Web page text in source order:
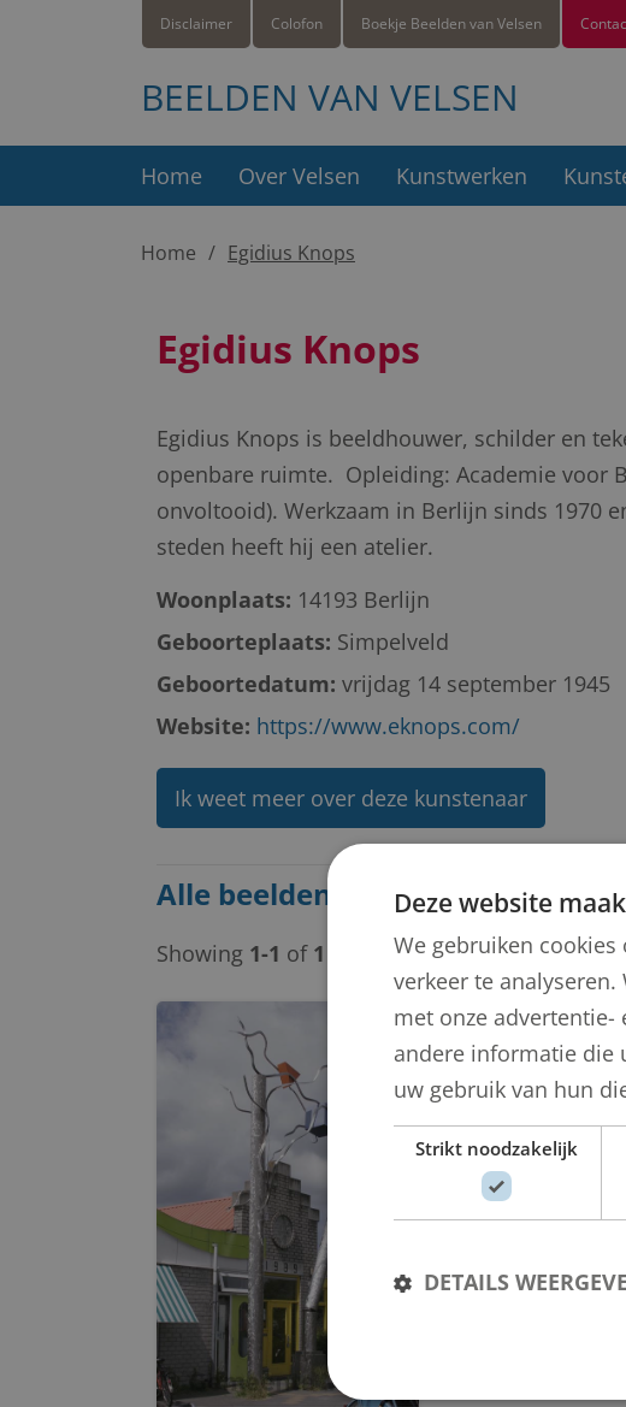
Boekje Beelden van Velsen
Colofon
Disclaimer
BEELDEN VAN VELSEN
Home Over Velsen Kunstwerken
Home Egidius Knops
Egidius Knops
Egidius Knops is beeldhouwer, schilder en
openbare ruimte. Opleiding: Academie voor
onvoltooid). Werkzaam in Berlijn sinds 1970
steden heeft hij een atelier.
Woonplaats: 14193 Berlijn
Geboorteplaats: Simpelveld
Geboortedatum: vrijdag 14 september 1945
Website: https://www.eknops.com/
Ik weet meer over deze kunstenaar
Alle beelden van Egidius Knops
Showing 1-1 of 1
Deze website
We gebruiken
verkeer te
met onze
andere informatie die
uw gebruik van hun
Strikt noodzakelijk
DETAILS